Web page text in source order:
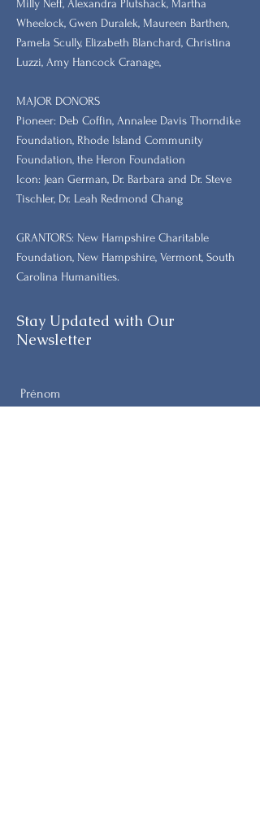
Milly Neff, Alexandra Plutshack, Martha
Wheelock, Gwen Duralek, Maureen Barthen,
Pamela Scully, Elizabeth Blanchard, Christina
Luzzi, Amy Hancock Cranage,
MAJOR DONORS
​Pioneer: Deb Coffin, Annalee Davis Thorndike
Foundation, Rhode Island Community
Foundation, the Heron Foundation
Icon: Jean German, Dr. Barbara and Dr. Steve
Tischler, Dr. Leah Redmond Chang
GRANTORS: New Hampshire Charitable
Foundation, New Hampshire, Vermont, South
Carolina Humanities.
Stay Updated with Our
Newsletter
Prénom